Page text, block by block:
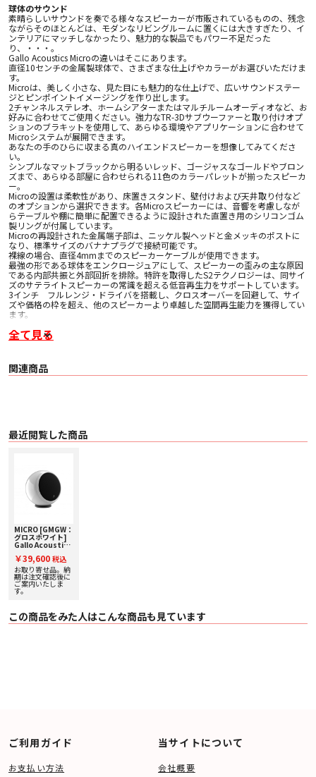
球体のサウンド
素晴らしいサウンドを奏でる様々なスピーカーが市販されているものの、残念
ながらそのほとんどは、モダンなリビングルームに置くには大きすぎたり、イ
ンテリアにマッチしなかったり、魅力的な製品でもパワー不足だった
り、・・・。
Gallo Acoustics Microの違いはそこにあります。
直径10センチの金属製球体で、さまざまな仕上げやカラーがお選びいただけま
す。
Microは、美しく小さな、見た目にも魅力的な仕上げで、広いサウンドステー
ジとピンポイントイメージングを作り出します。
2チャンネルステレオ、ホームシアターまたはマルチルームオーディオなど、お
好みに合わせてご使用ください。強力なTR-3Dサブウーファーと取り付けオプ
ションのブラキットを使用して、あらゆる環境やアプリケーションに合わせて
Microシステムが展開できます。
あなたの手のひらに収まる真のハイエンドスピーカーを想像してみてくださ
い。
シンプルなマットブラックから明るいレッド、ゴージャスなゴールドやブロン
ズまで、あらゆる部屋に合わせられる11色のカラーパレットが揃ったスピーカ
ー。
Microの設置は柔軟性があり、床置きスタンド、壁付けおよび天井取り付など
のオプションから選択できます。各Microスピーカーには、音響を考慮しなが
らテーブルや棚に簡単に配置できるように設計された直置き用のシリコンゴム
製リングが付属しています。
Microの再設計された金属端子部は、ニッケル製ヘッドと金メッキのポストに
なり、標準サイズのバナナプラグで接続可能です。
裸線の場合、直径4mmまでのスピーカーケーブルが使用できます。
最強の形である球体をエンクロージュアにして、スピーカーの歪みの主な原因
である内部共振と外部回折を排除。特許を取得したS2テクノロジーは、同サイ
ズのサテライトスピーカーの常識を超える低音再生力をサポートしています。
3インチ フルレンジ・ドライバを搭載し、クロスオーバーを回避して、サイ
ズや価格の枠を超え、他のスピーカーより卓越した空間再生能力を獲得してい
ます。
■主な仕様
〇 再生周波数
・ アイソレーションリングでデスクトップ使用時 120Hz ~ 18kHz
〇 能率 89 dB/w 2.8v /m
〇 重量 795g
〇 コーン素材 Micalポリプロピレン・コンパウンド
全て見る
関連商品
最近閲覧した商品
MICRO [GMGW：
グロスホワイト]
Gallo Acoustics
ィックス] 単品ス
ピーカー 【受注発
注】
￥39,600 税込
お取り寄せ品。納
期は注文確認後に
ご案内いたしま
す。
この商品をみた人はこんな商品も見ています
ご利用ガイド
お支払い方法
当サイトについて
会社概要